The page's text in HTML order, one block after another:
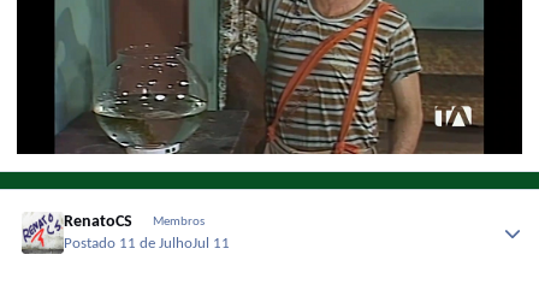
RenatoCS Membros
Postado 11 de JulhoJul 11